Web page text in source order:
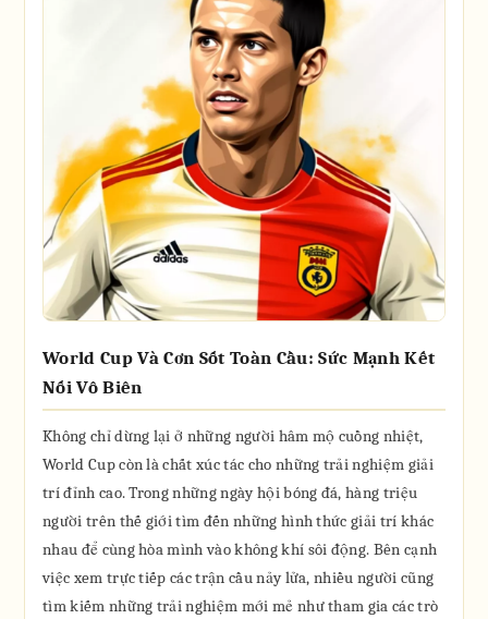
World Cup Và Cơn Sốt Toàn Cầu: Sức Mạnh Kết
Nối Vô Biên
Không chỉ dừng lại ở những người hâm mộ cuồng nhiệt,
World Cup còn là chất xúc tác cho những trải nghiệm giải
trí đỉnh cao. Trong những ngày hội bóng đá, hàng triệu
người trên thế giới tìm đến những hình thức giải trí khác
nhau để cùng hòa mình vào không khí sôi động. Bên cạnh
việc xem trực tiếp các trận cầu nảy lửa, nhiều người cũng
tìm kiếm những trải nghiệm mới mẻ như tham gia các trò